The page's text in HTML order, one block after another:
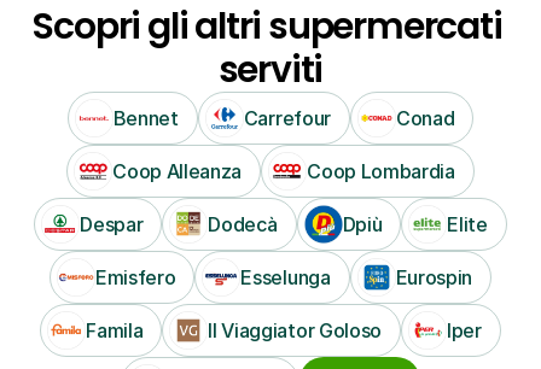
Scopri gli altri supermercati
serviti
Bennet Carrefour Conad
Coop Alleanza Coop Lombardia
Despar Dodecà Dpiù Elite
Emisfero Esselunga Eurospin
Famila Il Viaggiator Goloso Iper